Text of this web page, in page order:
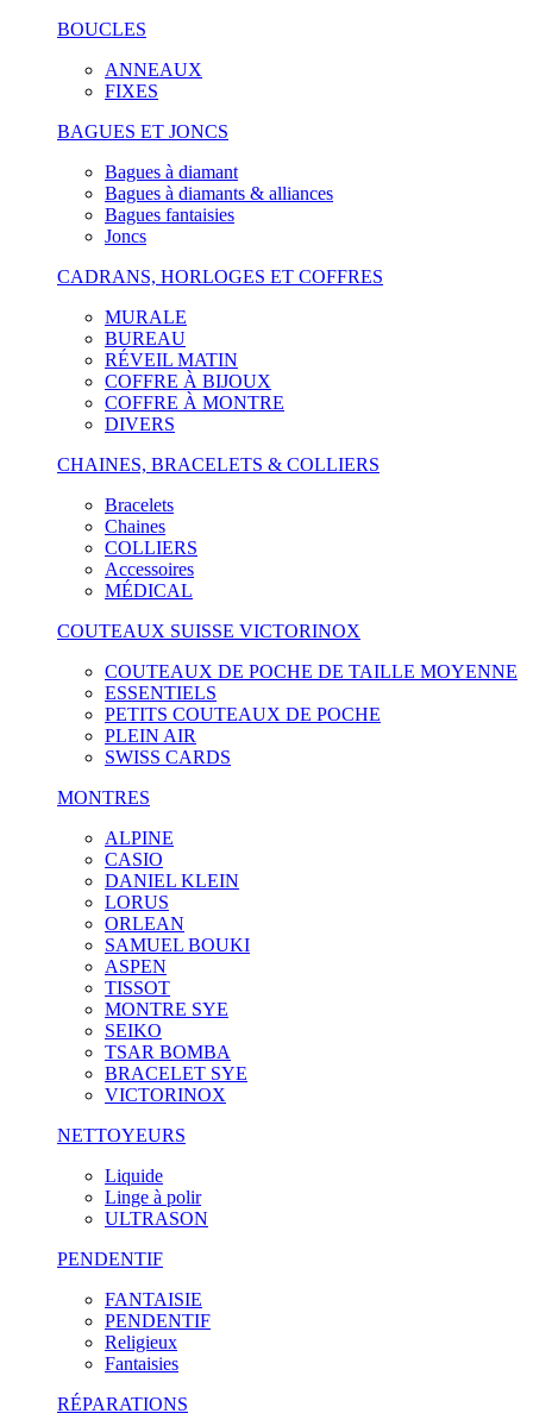
BOUCLES
ANNEAUX
FIXES
BAGUES ET JONCS
Bagues à diamant
Bagues à diamants & alliances
Bagues fantaisies
Joncs
CADRANS, HORLOGES ET COFFRES
MURALE
BUREAU
RÉVEIL MATIN
COFFRE À BIJOUX
COFFRE À MONTRE
DIVERS
CHAINES, BRACELETS & COLLIERS
Bracelets
Chaines
COLLIERS
Accessoires
MÉDICAL
COUTEAUX SUISSE VICTORINOX
COUTEAUX DE POCHE DE TAILLE MOYENNE
ESSENTIELS
PETITS COUTEAUX DE POCHE
PLEIN AIR
SWISS CARDS
MONTRES
ALPINE
CASIO
DANIEL KLEIN
LORUS
ORLEAN
SAMUEL BOUKI
ASPEN
TISSOT
MONTRE SYE
SEIKO
TSAR BOMBA
BRACELET SYE
VICTORINOX
NETTOYEURS
Liquide
Linge à polir
ULTRASON
PENDENTIF
FANTAISIE
PENDENTIF
Religieux
Fantaisies
RÉPARATIONS